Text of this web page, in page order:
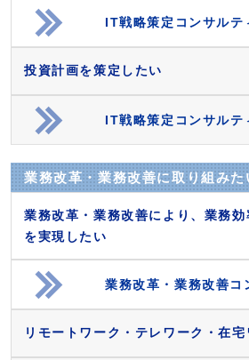
IT戦略策定コンサルテ
投資計画を策定したい
IT戦略策定コンサルテ
業務改革・業務改善に取り組みた
業務改革・業務改善により、業務
を実現したい
業務改革・業務改善コ
リモートワーク・テレワーク・在